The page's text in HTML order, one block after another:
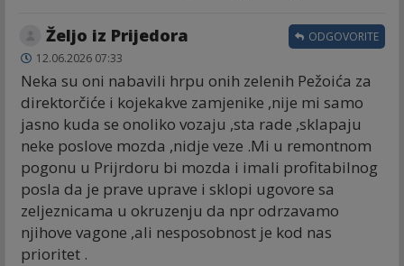
Željo iz Prijedora
12.06.2026 07:33
Neka su oni nabavili hrpu onih zelenih Pežoića za
direktorčiće i kojekakve zamjenike ,nije mi samo
jasno kuda se onoliko vozaju ,sta rade ,sklapaju
neke poslove mozda ,nidje veze .Mi u remontnom
pogonu u Prijrdoru bi mozda i imali profitabilnog
posla da je prave uprave i sklopi ugovore sa
zeljeznicama u okruzenju da npr odrzavamo
njihove vagone ,ali nesposobnost je kod nas
prioritet .
ODGOVORITE